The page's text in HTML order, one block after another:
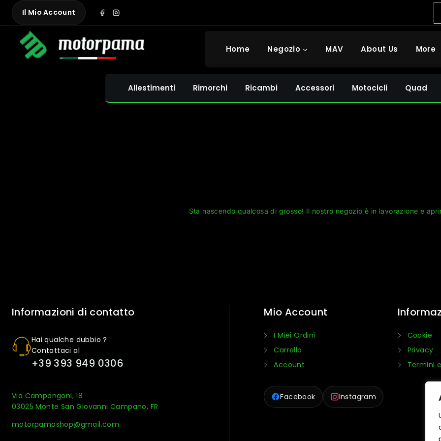
Skip
content
Il Mio Account
Home Negozio MAV About Us More
Allestimenti Rimorchi Ricambi Accessori Motocicli Quad
Sta nascendo qualcosa di grosso! Il nostro negozio è in lavorazione e
Informazioni di contatto
Hai qualche dubbio ?
Contattaci al
+39 393 949 0306
Via Campangoni, 18
03025 Monte San Giovanni Campano, FR
motorpamashop@gmail.com
Mio Account
I Miei Ordini
Carrello
Account
Facebook Instagram
Cookie
Privacy
Termini